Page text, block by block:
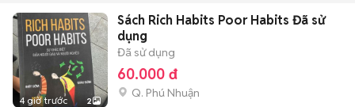
4 giờ trước 2
Sách Rich Habits Poor Habits Đã sử
dụng
Đã sử dụng
60.000 đ
Q. Phú Nhuận